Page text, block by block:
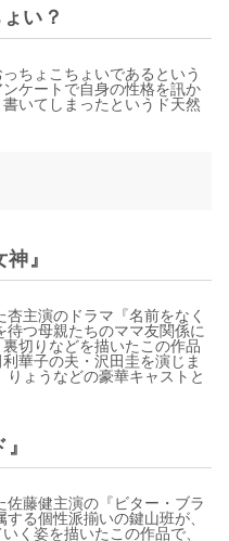
い？
ちょこちょいであるという
ケートで自身の性格を訊か
いてしまったというド天然
』
主演のドラマ『名前をなく
つ母親たちのママ友関係に
切りなどを描いたこの作品
華子の夫・沢田圭を演じま
ょうなどの豪華キャストと
藤健主演の『ビター・ブラ
る個性派揃いの鍵山班が、
く姿を描いたこの作品で、